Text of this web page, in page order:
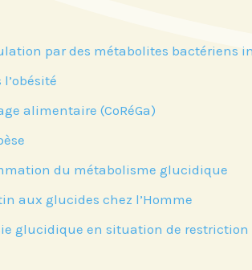
par des métabolites bactériens
alimentaire (CoRéGa)
du métabolisme glucidique
aux glucides chez l’Homme
glucidique en situation de
Si vous préférez suivre notre